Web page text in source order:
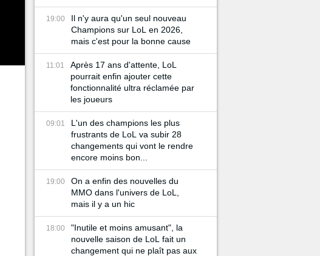
19:00
Il n'y aura qu'un seul nouveau
Champions sur LoL en 2026,
mais c'est pour la bonne cause
11:01
Après 17 ans d'attente, LoL
pourrait enfin ajouter cette
fonctionnalité ultra réclamée par
les joueurs
09:01
L'un des champions les plus
frustrants de LoL va subir 28
changements qui vont le rendre
encore moins bon...
19:00
On a enfin des nouvelles du
MMO dans l'univers de LoL,
mais il y a un hic
18:00
"Inutile et moins amusant", la
nouvelle saison de LoL fait un
changement qui ne plaît pas aux